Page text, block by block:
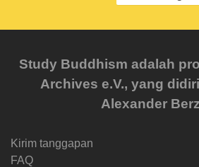
Study Buddhism adalah
Archives e.V., yang
Alexander
Kirim tanggapan
FAQ